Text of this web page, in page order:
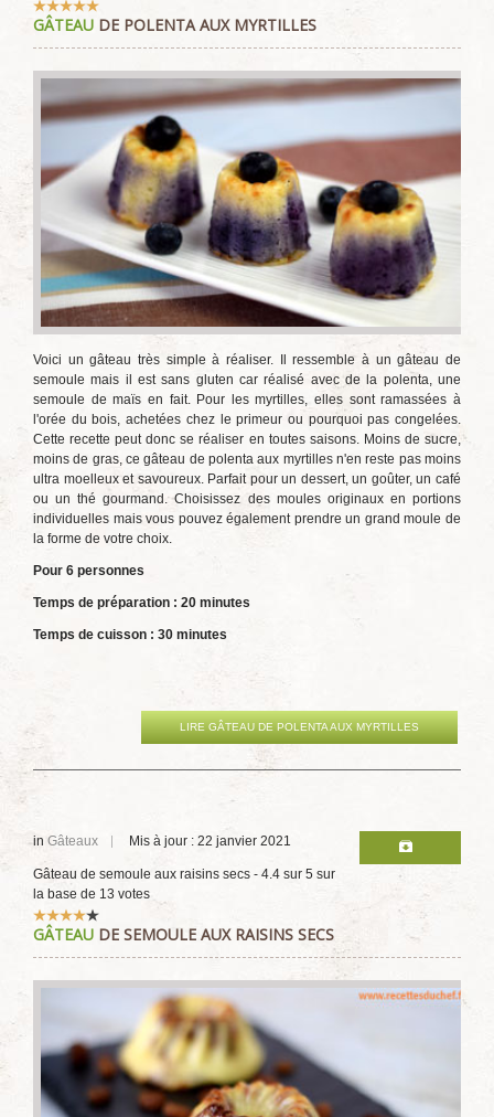
Vote
utilisateur: 5/5
GÂTEAU DE POLENTA AUX MYRTILLES
Voici un gâteau très simple à réaliser. Il ressemble à un gâteau de
semoule mais il est sans gluten car réalisé avec de la polenta, une
semoule de maïs en fait. Pour les myrtilles, elles sont ramassées à
l'orée du bois, achetées chez le primeur ou pourquoi pas congelées.
Cette recette peut donc se réaliser en toutes saisons. Moins de sucre,
moins de gras, ce gâteau de polenta aux myrtilles n'en reste pas moins
ultra moelleux et savoureux. Parfait pour un dessert, un goûter, un café
ou un thé gourmand. Choisissez des moules originaux en portions
individuelles mais vous pouvez également prendre un grand moule de
la forme de votre choix.
Pour 6 personnes
Temps de préparation : 20 minutes
Temps de cuisson : 30 minutes
LIRE GÂTEAU DE POLENTA AUX MYRTILLES
in Gâteaux Mis à jour : 22 janvier 2021
Gâteau de semoule aux raisins secs - 4.4 sur 5 sur
la base de 13 votes
Vote
utilisateur: 4/5
GÂTEAU DE SEMOULE AUX RAISINS SECS